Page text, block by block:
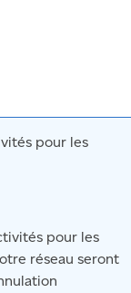
pour les
pour les
réseau seront